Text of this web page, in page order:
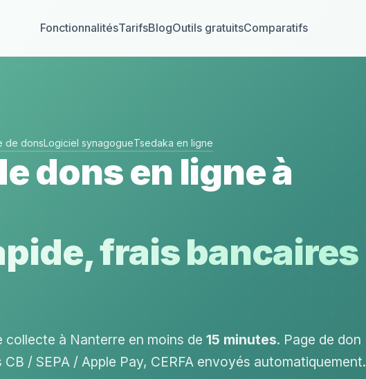
FonctionnalitésTarifsBlogOutils gratuitsComparatifs
de donsLogiciel synagogueTsedaka en ligne
dons en ligne à
frais bancaires
à Nanterre en moins de 15 minutes. Page de don
/ SEPA / Apple Pay, CERFA envoyés automatiquement.